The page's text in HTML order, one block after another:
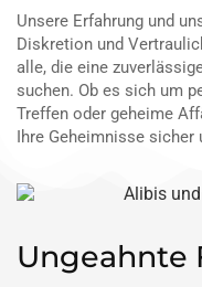
Unsere Erfahrung und
Diskretion und
alle, die eine
suchen. Ob es sich um
Treffen oder geheime
Ihre Geheimnisse sicher
Ungeahnte